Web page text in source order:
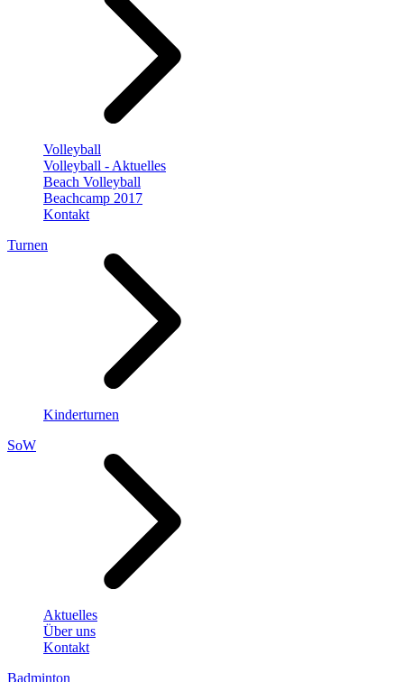
Volleyball
Volleyball - Aktuelles
Beach Volleyball
Beachcamp 2017
Kontakt
Turnen
Kinderturnen
SoW
Aktuelles
Über uns
Kontakt
Badminton